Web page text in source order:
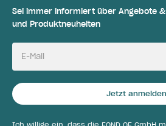
Sei immer informiert über Angebote
und Produktneuheiten
E-Mail
Jetzt anmelden